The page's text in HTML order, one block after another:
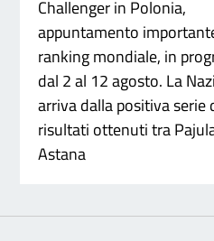
Challenger in Polonia,
appuntamento
ranking mondiale, in
dal 2 al 12 agosto. La
arriva dalla positiva serie
risultati ottenuti tra
Astana